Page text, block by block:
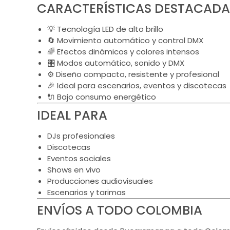
CARACTERÍSTICAS
💡 Tecnología LED de alto brillo
🔄 Movimiento automático y control DMX
🌈 Efectos dinámicos y colores intensos
🎛️ Modos automático, sonido y DMX
⚙️ Diseño compacto, resistente y profesional
🎉 Ideal para escenarios, eventos y discotecas
🔌 Bajo consumo energético
IDEAL PARA
DJs profesionales
Discotecas
Eventos sociales
Shows en vivo
Producciones audiovisuales
Escenarios y tarimas
ENVÍOS A TODO COLOMBIA